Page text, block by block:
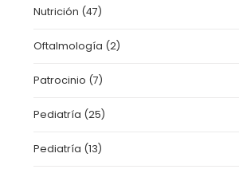
Nutrición (47)
Oftalmología (2)
Patrocinio (7)
Pediatría (25)
Pediatría (13)